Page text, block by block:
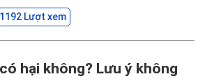
1192 Lượt xem
hại không? Lưu ý không